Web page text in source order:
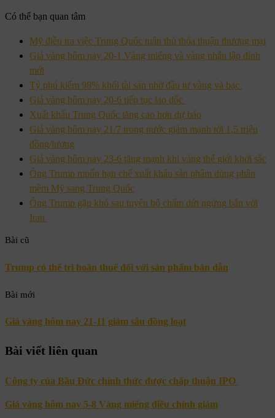
Có thể bạn quan tâm
Mỹ điều tra việc Trung Quốc tuân thủ thỏa thuận thương mại
Giá vàng hôm nay 20-1 Vàng miếng và vàng nhẫn lập đỉnh
mới
Tỷ phú kiếm 98% khối tài sản nhờ đầu tư vàng và bạc
Giá vàng hôm nay 20-6 tiếp tục lao dốc
Xuất khẩu Trung Quốc tăng cao hơn dự báo
Giá vàng hôm nay 21/7 trong nước giảm mạnh tới 1,5 triệu
đồng/lượng
Giá vàng hôm nay 23-6 tăng mạnh khi vàng thế giới khởi sắc
Ông Trump muốn hạn chế xuất khẩu sản phẩm dùng phần
mềm Mỹ sang Trung Quốc
Ông Trump gặp khó sau tuyên bố chấm dứt ngừng bắn với
Iran
Bài cũ
Trump có thể trì hoãn thuế đối với sản phẩm bán dẫn
Bài mới
Giá vàng hôm nay 21-11 giảm sâu đồng loạt
Bài viết liên quan
Công ty của Bầu Đức chính thức được chấp thuận IPO
Giá vàng hôm nay 5-8 Vàng miếng điều chỉnh giảm